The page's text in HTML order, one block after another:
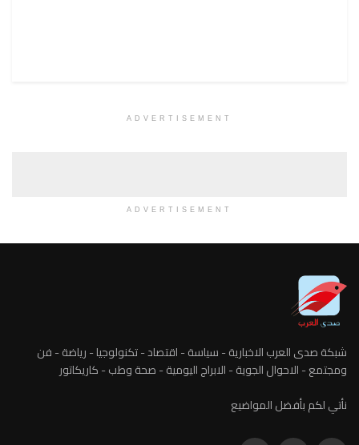
ADVERTISEMENT
ADVERTISEMENT
شبكة صدى العرب الاخبارية - سياسة - اقتصاد - تكنولوجيا - رياضة - فن
ومجتمع - الاحوال الجوية - الابراج اليومية - صحة وطب - كاريكاتور
نأتي لكم بأفضل المواضيع